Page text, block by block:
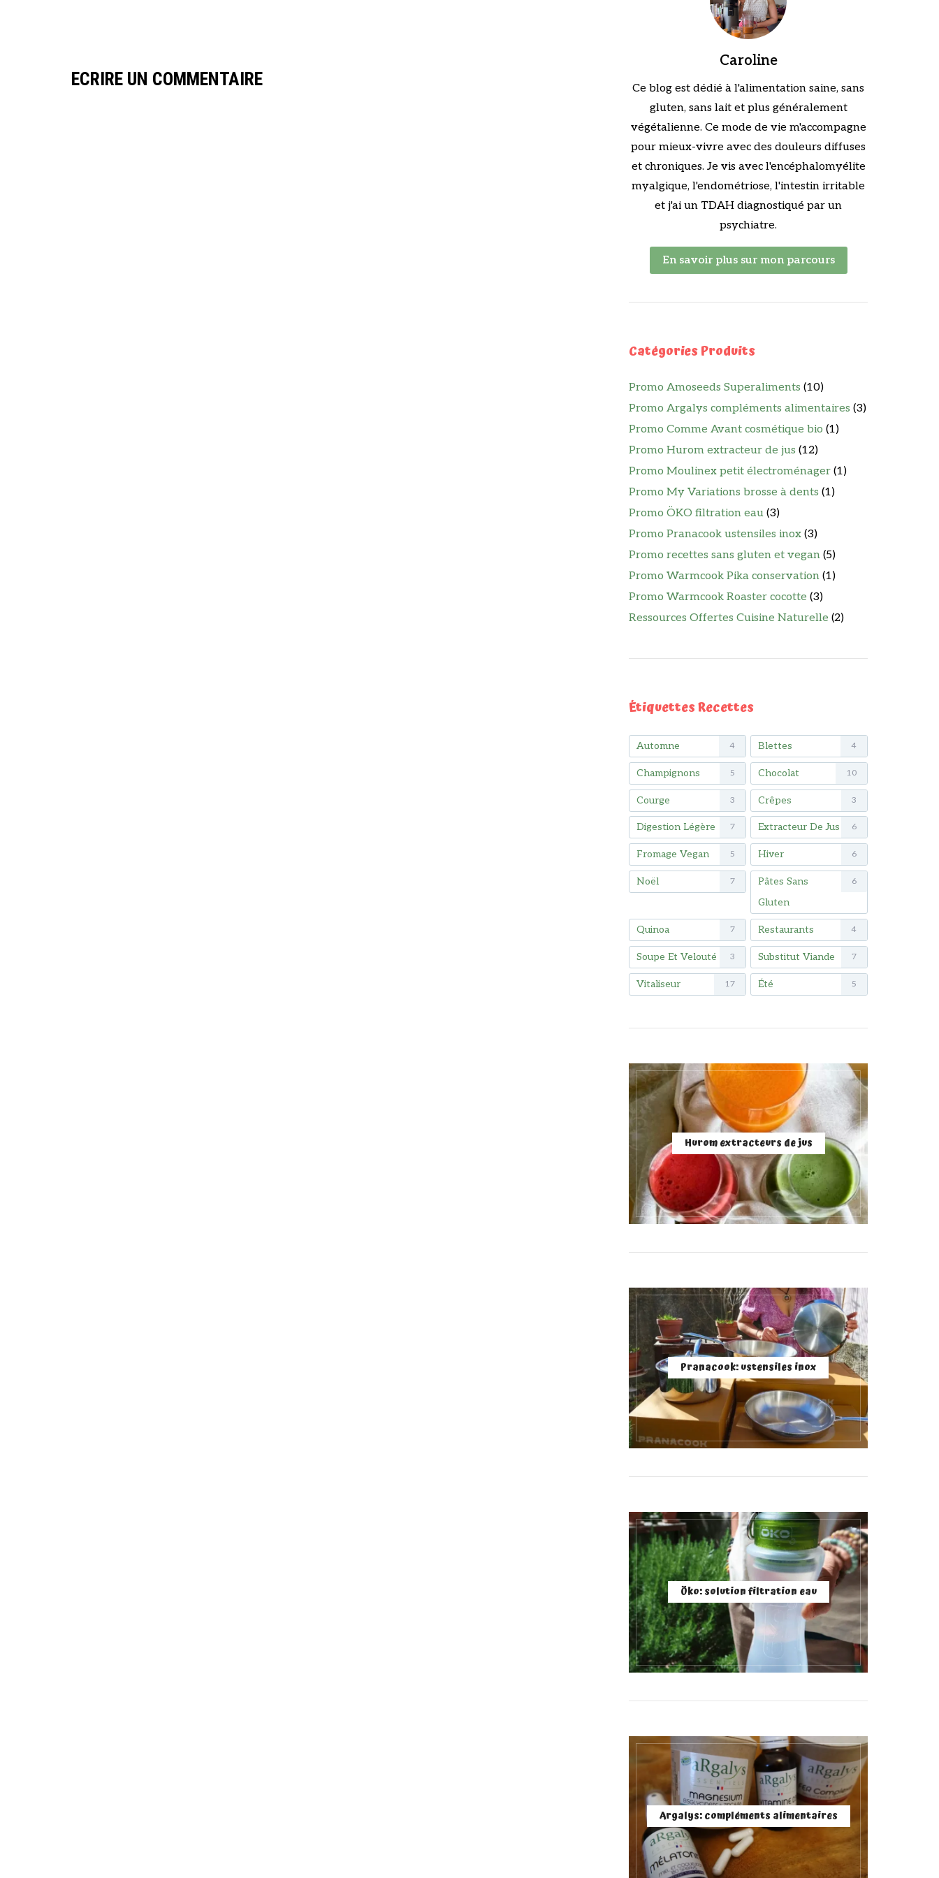
ECRIRE UN COMMENTAIRE
Caroline
Ce blog est dédié à l'alimentation saine, sans
gluten, sans lait et plus généralement
végétalienne. Ce mode de vie m'accompagne
pour mieux-vivre avec des douleurs diffuses
et chroniques. Je vis avec l'encéphalomyélite
myalgique, l'endométriose, l'intestin irritable
et j'ai un TDAH diagnostiqué par un
psychiatre.
En savoir plus sur mon parcours
Catégories Produits
Promo Amoseeds Superaliments (10)
Promo Argalys compléments alimentaires (3)
Promo Comme Avant cosmétique bio (1)
Promo Hurom extracteur de jus (12)
Promo Moulinex petit électroménager (1)
Promo My Variations brosse à dents (1)
Promo ÖKO filtration eau (3)
Promo Pranacook ustensiles inox (3)
Promo recettes sans gluten et vegan (5)
Promo Warmcook Pika conservation (1)
Promo Warmcook Roaster cocotte (3)
Ressources Offertes Cuisine Naturelle (2)
Étiquettes Recettes
Automne 4 Blettes 4
Champignons 5 Chocolat 10
Courge 3 Crêpes 3
Digestion Légère 7 Extracteur De Jus 6
Fromage Vegan 5 Hiver 6
Noël 7
Pâtes Sans
Gluten
6
Quinoa 7 Restaurants 4
Soupe Et Velouté 3 Substitut Viande 7
Vitaliseur 17 Été 5
Hurom extracteurs de jus
Pranacook: ustensiles inox
Öko: solution filtration eau
Argalys: compléments alimentaires